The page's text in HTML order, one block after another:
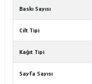
Baskı Sayısı
Cilt Tipi
Kağıt Tipi
Sayfa Sayısı